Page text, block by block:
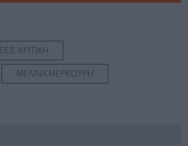
ΚΡΙΤΙΚΗ
ΜΕΛΙΝΑ ΜΕΡΚΟΥΡΗ